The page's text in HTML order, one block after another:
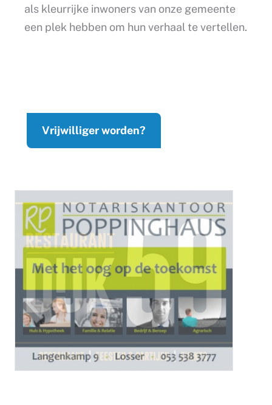
als kleurrijke inwoners van onze gemeente
een plek hebben om hun verhaal te vertellen.
Vrijwilliger worden?